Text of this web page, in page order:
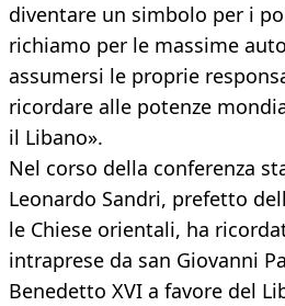
diventare un simbolo per i
richiamo per le massime
assumersi le proprie
ricordare alle potenze
il Libano».
Nel corso della conferenza
Leonardo Sandri, prefetto
le Chiese orientali, ha
intraprese da san Giovanni
Benedetto XVI a favore del